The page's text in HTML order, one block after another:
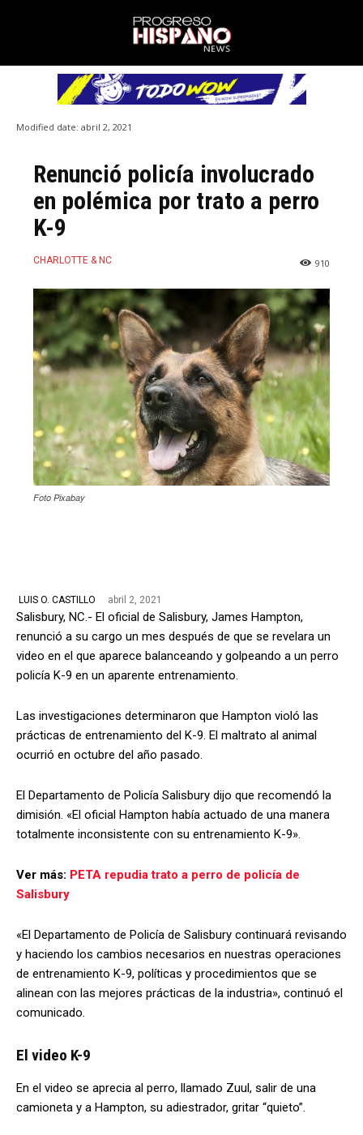
Modified date: abril 2, 2021
Renunció policía involucrado
en polémica por trato a perro
K-9
CHARLOTTE & NC 910
Foto Pixabay
LUIS O. CASTILLO abril 2, 2021
Salisbury, NC.- El oficial de Salisbury, James Hampton,
renunció a su cargo un mes después de que se revelara un
video en el que aparece balanceando y golpeando a un perro
policía K-9 en un aparente entrenamiento.
Las investigaciones determinaron que Hampton violó las
prácticas de entrenamiento del K-9. El maltrato al animal
ocurrió en octubre del año pasado.
El Departamento de Policía Salisbury dijo que recomendó la
dimisión. «El oficial Hampton había actuado de una manera
totalmente inconsistente con su entrenamiento K-9».
Ver más: PETA repudia trato a perro de policía de
Salisbury
«El Departamento de Policía de Salisbury continuará revisando
y haciendo los cambios necesarios en nuestras operaciones
de entrenamiento K-9, políticas y procedimientos que se
alinean con las mejores prácticas de la industria», continuó el
comunicado.
El video K-9
En el video se aprecia al perro, llamado Zuul, salir de una
camioneta y a Hampton, su adiestrador, gritar “quieto”.